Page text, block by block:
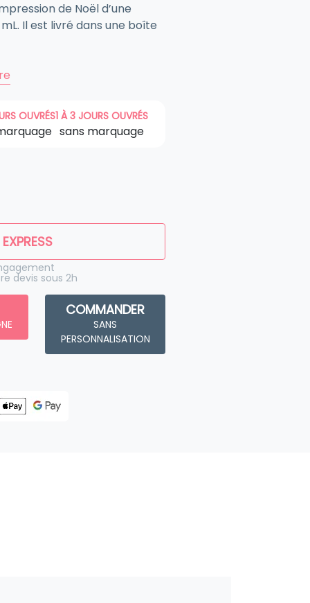
de Noël d’une
Il est livré dans une boîte
OUVRÉS1 À 3 JOURS OUVRÉS
sans marquage
devis sous 2h
COMMANDER
SANS
PERSONNALISATION